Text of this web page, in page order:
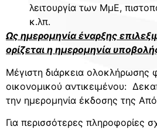
λειτουργία των ΜμΕ,
κ.λπ.
Ως ημερομηνία έναρξης
ορίζεται η ημερομηνία
Μέγιστη διάρκεια ολοκλήρωσης
οικονομικού αντικειμένου:
την ημερομηνία έκδοσης της
Για περισσότερες πληροφορίες